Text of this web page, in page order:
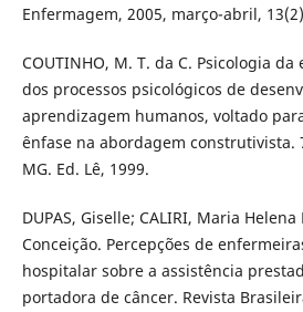
Enfermagem, 2005, março-abril,
COUTINHO, M. T. da C. Psicologia
dos processos psicológicos de
aprendizagem humanos, voltado
ênfase na abordagem construtivista.
MG. Ed. Lê, 1999.
DUPAS, Giselle; CALIRI, Maria Helena
Conceição. Percepções de
hospitalar sobre a assistência
portadora de câncer. Revista